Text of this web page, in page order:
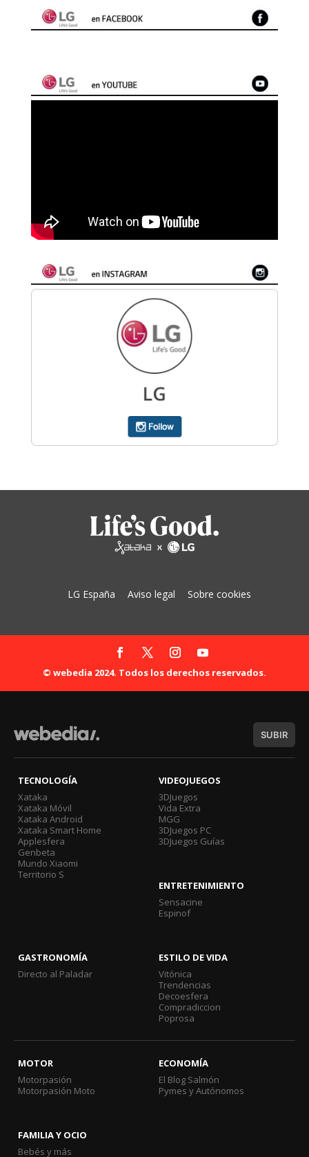
LG España Aviso legal Sobre cookies
© webedia 2024. Todos los derechos reservados.
SUBIR
TECNOLOGÍA
Xataka
Xataka Móvil
Xataka Android
Xataka Smart Home
Applesfera
Genbeta
Mundo Xiaomi
Territorio S
VIDEOJUEGOS
3DJuegos
Vida Extra
MGG
3DJuegos PC
3DJuegos Guías
ENTRETENIMIENTO
Sensacine
Espinof
GASTRONOMÍA
Directo al Paladar
ESTILO DE VIDA
Vitónica
Trendencias
Decoesfera
Compradiccion
Poprosa
MOTOR
Motorpasión
Motorpasión Moto
ECONOMÍA
El Blog Salmón
Pymes y Autónomos
FAMILIA Y OCIO
Bebés y más